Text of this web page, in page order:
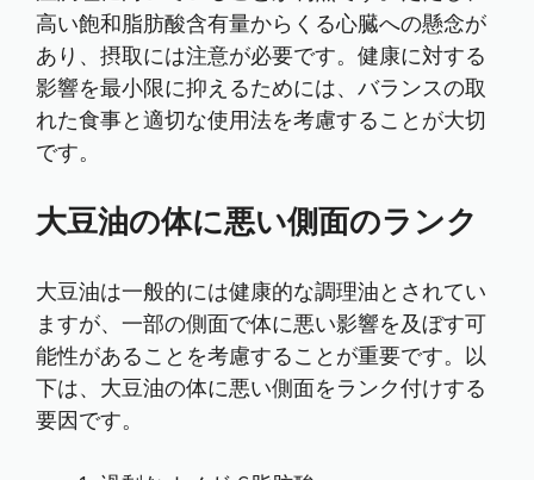
高い飽和脂肪酸含有量からくる心臓への懸念が
あり、摂取には注意が必要です。健康に対する
影響を最小限に抑えるためには、バランスの取
れた食事と適切な使用法を考慮することが大切
です。
大豆油の体に悪い側面のランク
大豆油は一般的には健康的な調理油とされてい
ますが、一部の側面で体に悪い影響を及ぼす可
能性があることを考慮することが重要です。以
下は、大豆油の体に悪い側面をランク付けする
要因です。